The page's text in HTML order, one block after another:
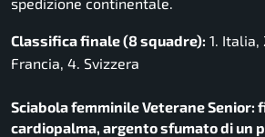
Classifica finale (8 squadre): 1. Italia,
Francia, 4. Svizzera
Sciabola femminile Veterane Senior:
cardiopalma, argento sfumato di un